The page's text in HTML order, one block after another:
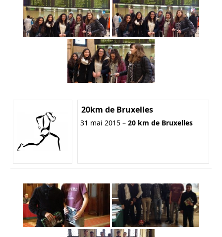
20km de Bruxelles
31 mai 2015 – 20 km de Bruxelles